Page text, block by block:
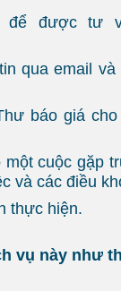
để được tư
qua email
báo giá
cuộc gặp
và các điều
thực hiện.
vụ này như